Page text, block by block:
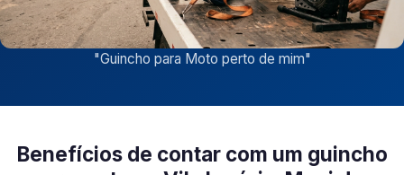
"Guincho para Moto perto de mim"
Benefícios de contar com um guincho